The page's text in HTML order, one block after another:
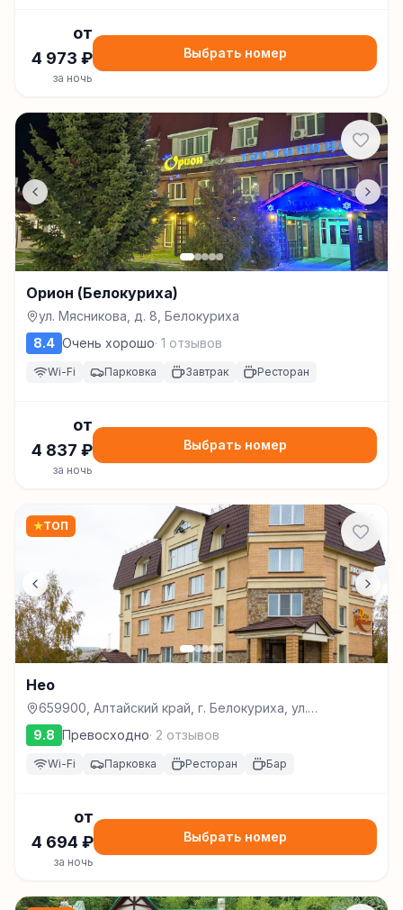
от
4 973 ₽
за ночь
Выбрать номер
Орион (Белокуриха)
ул. Мясникова, д. 8, Белокуриха
8.4 Очень хорошо· 1 отзывов
Wi-Fi Парковка Завтрак Ресторан
от
4 837 ₽
за ночь
Выбрать номер
★ТОП
Нео
659900, Алтайский край, г. Белокуриха, ул.
Акад.Мясникова, 13, Белокуриха
9.8 Превосходно· 2 отзывов
Wi-Fi Парковка Ресторан Бар
от
4 694 ₽
за ночь
Выбрать номер